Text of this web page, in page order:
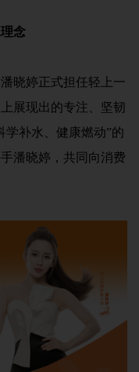
念
晓婷正式担任轻上一
展现出的专注、坚韧
学补水、健康燃动”的
潘晓婷，共同向消费